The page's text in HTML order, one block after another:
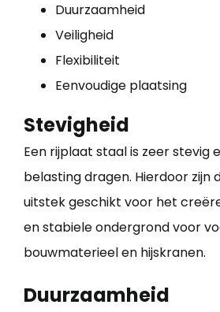
Duurzaamheid
Veiligheid
Flexibiliteit
Eenvoudige plaatsing
Stevigheid
Een rijplaat staal is zeer stevig
belasting dragen. Hierdoor zijn
uitstek geschikt voor het
en stabiele ondergrond voor
bouwmaterieel en hijskranen.
Duurzaamheid